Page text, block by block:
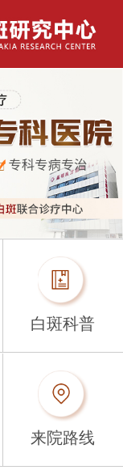
白斑科普
来院路线